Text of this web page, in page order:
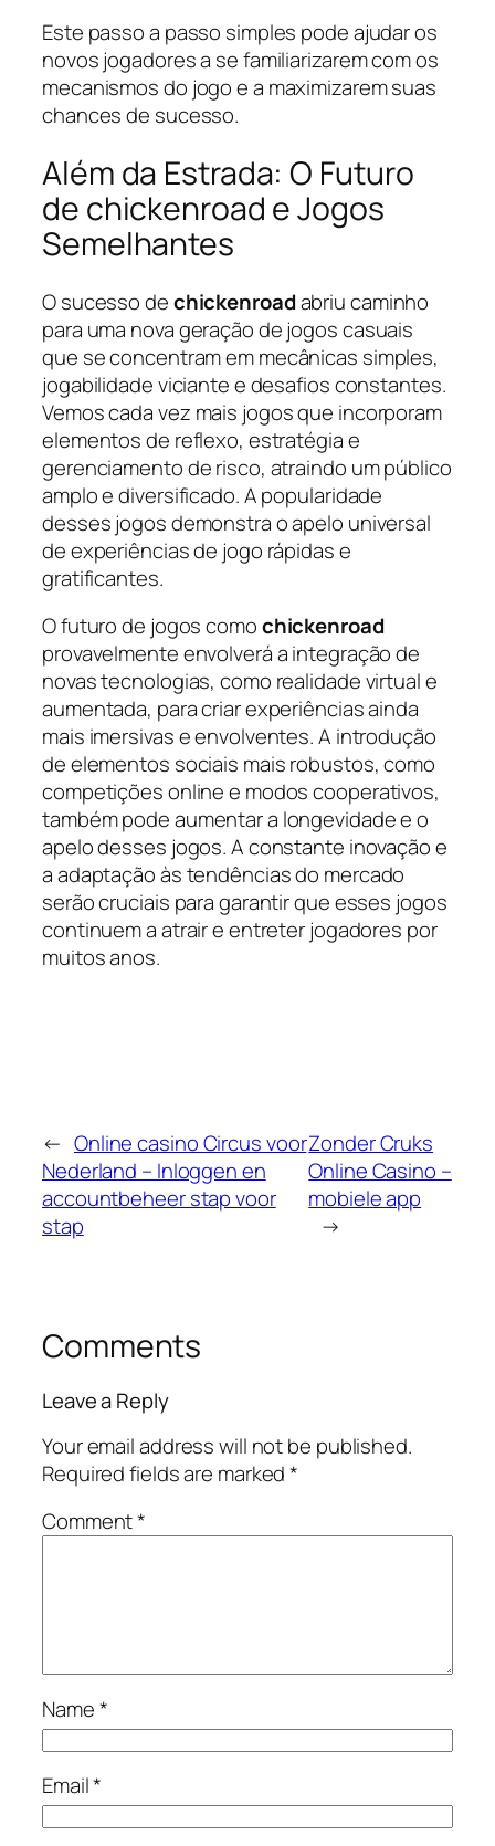
Este passo a passo simples pode ajudar os
novos jogadores a se familiarizarem com os
mecanismos do jogo e a maximizarem suas
chances de sucesso.
Além da Estrada: O Futuro
de chickenroad e Jogos
Semelhantes
O sucesso dechickenroadabriu caminho
para uma nova geração de jogos casuais
que se concentram em mecânicas simples,
jogabilidade viciante e desafios constantes.
Vemos cada vez mais jogos que incorporam
elementos de reflexo, estratégia e
gerenciamento de risco, atraindo um público
amplo e diversificado. A popularidade
desses jogos demonstra o apelo universal
de experiências de jogo rápidas e
gratificantes.
O futuro de jogos comochickenroad
provavelmente envolverá a integração de
novas tecnologias, como realidade virtual e
aumentada, para criar experiências ainda
mais imersivas e envolventes. A introdução
de elementos sociais mais robustos, como
competições online e modos cooperativos,
também pode aumentar a longevidade e o
apelo desses jogos. A constante inovação e
a adaptação às tendências do mercado
serão cruciais para garantir que esses jogos
continuem a atrair e entreter jogadores por
muitos anos.
← Online casino Circus voor
Nederland – Inloggen en
accountbeheer stap voor
stap
Zonder Cruks
Online Casino –
mobiele app
→
Comments
Leave a Reply
Your email address will not be published.
Required fields are marked*
Comment*
Name*
Email*